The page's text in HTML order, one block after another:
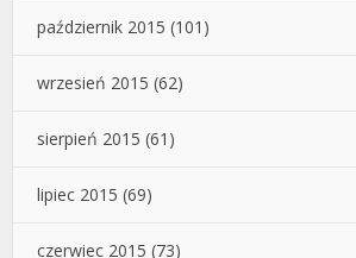
październik 2015 (101)
wrzesień 2015 (62)
sierpień 2015 (61)
lipiec 2015 (69)
czerwiec 2015 (73)